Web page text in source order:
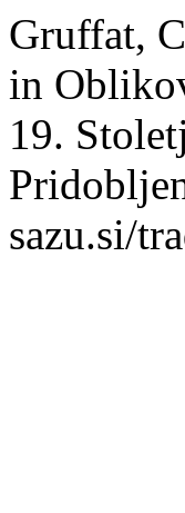
Gruffat,
in
19.
sazu.si/